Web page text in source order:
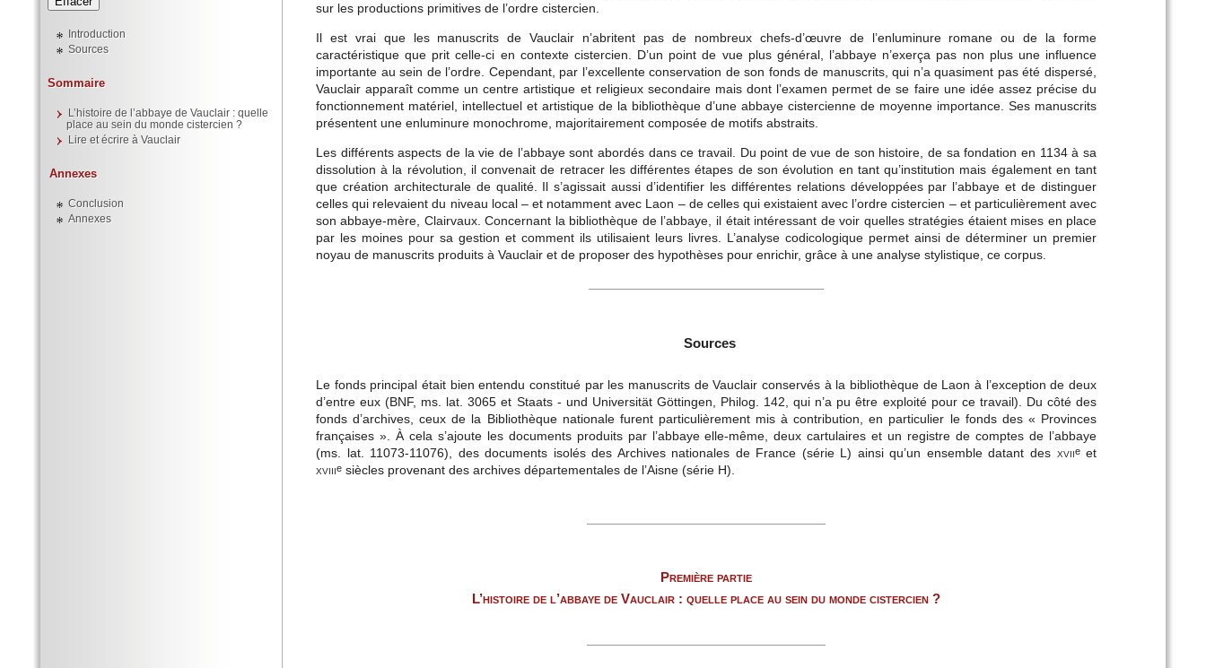
Introduction
Sources
Sommaire
L’histoire de l’abbaye de Vauclair : quelle
place au sein du monde cistercien ?
Lire et écrire à Vauclair
Annexes
Conclusion
Annexes
sur les productions primitives de l’ordre cistercien.
Il est vrai que les manuscrits de Vauclair n’abritent pas de nombreux chefs-d’œuvre de l’enluminure romane ou de la forme
caractéristique que prit celle-ci en contexte cistercien. D’un point de vue plus général, l’abbaye n’exerça pas non plus une influence
importante au sein de l’ordre. Cependant, par l’excellente conservation de son fonds de manuscrits, qui n’a quasiment pas été dispersé,
Vauclair apparaît comme un centre artistique et religieux secondaire mais dont l’examen permet de se faire une idée assez précise du
fonctionnement matériel, intellectuel et artistique de la bibliothèque d’une abbaye cistercienne de moyenne importance. Ses manuscrits
présentent une enluminure monochrome, majoritairement composée de motifs abstraits.
Les différents aspects de la vie de l’abbaye sont abordés dans ce travail. Du point de vue de son histoire, de sa fondation en 1134 à sa
dissolution à la révolution, il convenait de retracer les différentes étapes de son évolution en tant qu’institution mais également en tant
que création architecturale de qualité. Il s’agissait aussi d’identifier les différentes relations développées par l’abbaye et de distinguer
celles qui relevaient du niveau local – et notamment avec Laon – de celles qui existaient avec l’ordre cistercien – et particulièrement avec
son abbaye-mère, Clairvaux. Concernant la bibliothèque de l’abbaye, il était intéressant de voir quelles stratégies étaient mises en place
par les moines pour sa gestion et comment ils utilisaient leurs livres. L’analyse codicologique permet ainsi de déterminer un premier
noyau de manuscrits produits à Vauclair et de proposer des hypothèses pour enrichir, grâce à une analyse stylistique, ce corpus.
Sources
Le fonds principal était bien entendu constitué par les manuscrits de Vauclair conservés à la bibliothèque de Laon à l’exception de deux
d’entre eux (BNF, ms. lat. 3065 et Staats - und Universität Göttingen, Philog. 142, qui n’a pu être exploité pour ce travail). Du côté des
fonds d’archives, ceux de la Bibliothèque nationale furent particulièrement mis à contribution, en particulier le fonds des « Provinces
françaises ». À cela s’ajoute les documents produits par l’abbaye elle-même, deux cartulaires et un registre de comptes de l’abbaye
(ms. lat. 11073-11076), des documents isolés des Archives nationales de France (série L) ainsi qu’un ensemble datant des xviieet
xviiiesiècles provenant des archives départementales de l’Aisne (série H).
Première partie
L’histoire de l’abbaye de Vauclair : quelle place au sein du monde cistercien ?